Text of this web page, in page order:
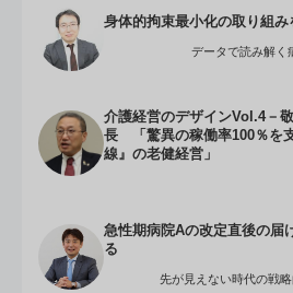
身体的拘束最小化の取り組み
データで読み解く
介護経営のデザインVol.4－
長 「驚異の稼働率100％を
線』の老健経営」
急性期病院Aの改定直後の届
る
先が見えない時代の戦略